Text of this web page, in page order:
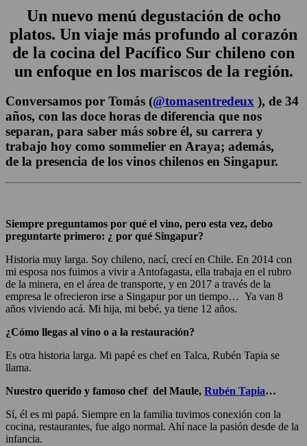
Un nuevo menú degustación de ocho
platos. Un viaje más profundo al corazón
de la cocina del Pacífico Sur chileno con
un enfoque en los mariscos de la región.
Conversamos por Tomás (@tomasentredeux ), de 34
años, con las doce horas de diferencia que nos
separan, para saber más sobre él, su carrera y
trabajo hoy como sommelier en Araya; además,
de la presencia de los vinos chilenos en Singapur.
Siempre preguntamos por qué el vino, pero esta vez, debo
preguntarte primero: ¿ por qué Singapur?
Historia muy larga. Soy chileno, nací, crecí en Chile. En 2014 con
mi esposa nos fuimos a vivir a Antofagasta, ella trabaja en el rubro
de la minera, en el área de transporte, y en 2017 a través de la
empresa le ofrecieron irse a Singapur por un tiempo… Ya van 8
años viviendo acá. Mi hija, mi bebé, ya tiene 12 años.
¿Cómo llegas al vino o a la restauración?
Es otra historia larga. Mi papé es chef en Talca, Rubén Tapia se
llama.
Nuestro querido y famoso chef del Maule, Rubén Tapia…
Sí, él es mi papá. Siempre en la familia tuvimos conexión con la
cocina, restaurantes, fue algo normal. Ahí nace la pasión desde de la
infancia.